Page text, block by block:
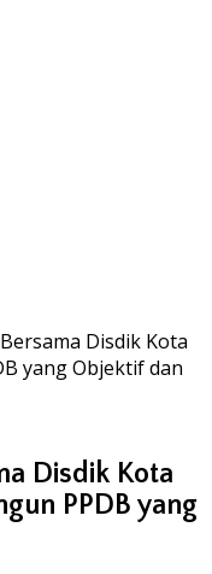
Disdik Kota
yang Objektif dan
Disdik Kota
PPDB yang